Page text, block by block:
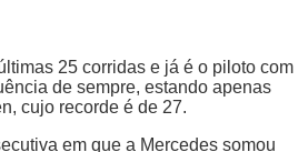
25 corridas e já é o piloto com
de sempre, estando apenas
cujo recorde é de 27.
em que a Mercedes somou